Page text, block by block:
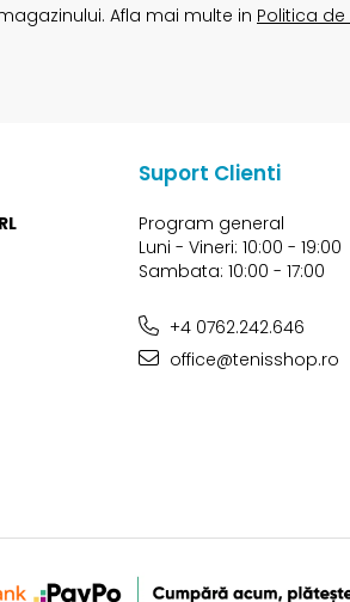
Afla mai multe in Politica
Suport Clienti
Program general
Luni - Vineri: 10:00 - 19:00
Sambata: 10:00 - 17:00
+4 0762.242.646
office@tenisshop.ro